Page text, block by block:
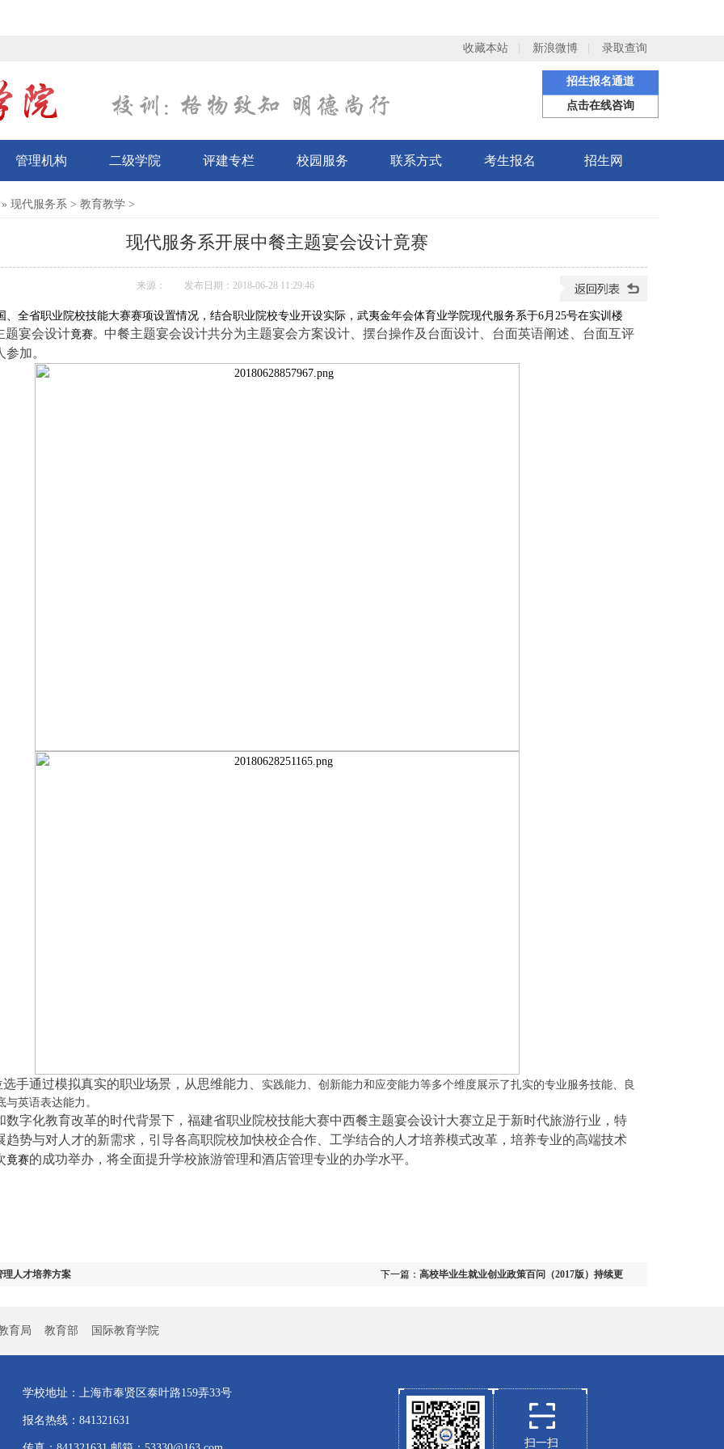
收藏本站 新浪微博 录取查询
招生报名通道
点击在线咨询
管理机构 二级学院 评建专栏 校园服务 联系方式 考生报名 招生网
现代服务系> 教育教学 >
现代服务系开展中餐主题宴会设计竟赛
来源： 发布日期：2018-06-28 11:29:46
、全省职业院校技能大赛赛项设置情况，结合职业院校专业开设实际，武夷金年会体育业学院现代服务系于6月25号在实训楼
题宴会设计竟赛。 中餐主题宴会设计共分为主题宴会方案设计、摆台操作及台面设计、台面英语阐述、台面互评
参加。
手通过模拟真实的职业场景，从思维能力、
实践能力、创新能力和应变能力等多个维度展示了扎实的专业服务技能、良
英语表达能力。
化教育改革的时代背景下，福建省职业院校技能大赛中西餐主题宴会设计大赛立足于新时代旅游行业，特
趋势与对人才的新需求，引导各高职院校加快校企合作、工学结合的人才培养模式改革，培养专业的高端技术
竟赛的成功举办，将全面提升学校旅游管理和酒店管理专业的办学水平。
下一篇： 高校毕业生就业创业政策百问（2017版）持续更
理人才培养方案
育局 教育部 国际教育学院
学校地址：上海市奉贤区泰叶路159弄33号
报名热线：841321631
扫一扫